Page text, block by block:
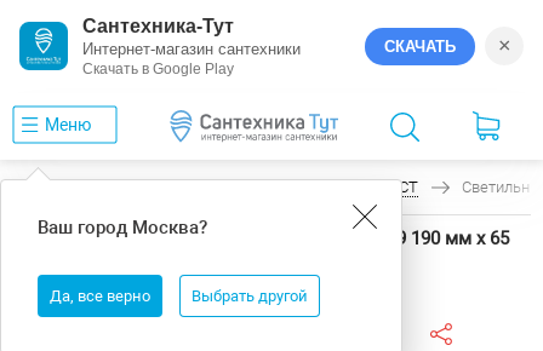
Сантехника-Тут
Интернет-магазин сантехники
Скачать в Google Play
СКАЧАТЬ ×
Меню
Ваш город Москва?
Да, все верно Выбрать другой
ARTIFACT
Светильник на штанге Arlight ARTIFACT 57109 190 мм х 65